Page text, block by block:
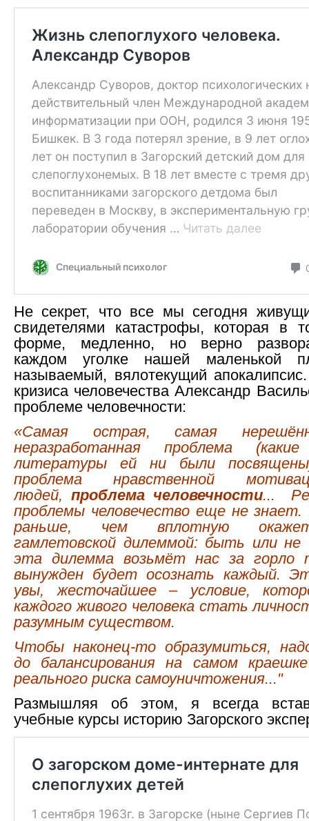
Не секрет, что все мы сегодня
свидетелями катастрофы, которая в
форме, медленно, но верно
каждом уголке нашей маленькой
называемый, вялотекущий
кризиса человечества Александр
проблеме человечности:
«Самая острая, самая
неразработанная проблема
литературы ей ни были
проблема нравственной
людей, проблема человечности...
проблемы человечество еще не
раньше, чем вплотную
гамлетовской дилеммой: быть или не
эта дилемма возьмёт нас за горло
вынужден будет осознать каждый.
увы, жесточайшее – условие,
каждого живого человека стать
разумным существом.
Чтобы наконец-то образумиться,
до балансирования на самом
реального риска самоуничтожения..."
Размышляя об этом, я всегда
учебные курсы историю Загорского